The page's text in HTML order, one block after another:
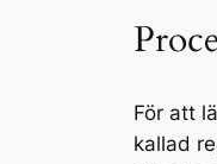
För att
kallad